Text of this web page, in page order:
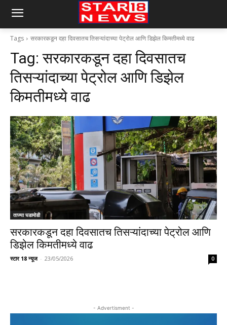
Tags सरकारकडून दहा दिवसातच तिसऱ्यांदाच्या पेट्रोल आणि डिझेल किमतीमध्ये वाढ
Tag:सरकारकडून दहा दिवसातच
तिसऱ्यांदाच्या पेट्रोल आणि डिझेल
किमतीमध्ये वाढ
ताज्या घडामोडी
सरकारकडून दहा दिवसातच तिसऱ्यांदाच्या पेट्रोल आणि
डिझेल किमतीमध्ये वाढ
स्टार 18 न्यूज - 23/05/2026 0
- Advertisment -